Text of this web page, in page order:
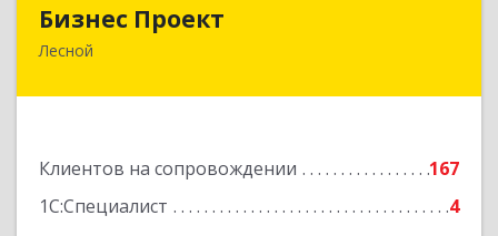
Бизнес Проект
Лесной
Клиентов на сопровождении
167
1С:Специалист
4
624200, Свердловская обл, Лесной г, Сиротина